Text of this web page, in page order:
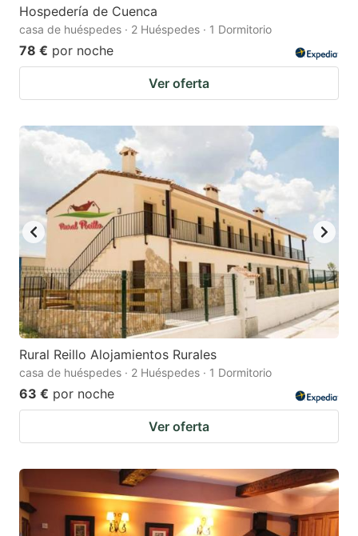
Hospedería de Cuenca
casa de huéspedes · 2 Huéspedes · 1 Dormitorio
78 € por noche
Ver oferta
Rural Reillo Alojamientos Rurales
casa de huéspedes · 2 Huéspedes · 1 Dormitorio
63 € por noche
Ver oferta